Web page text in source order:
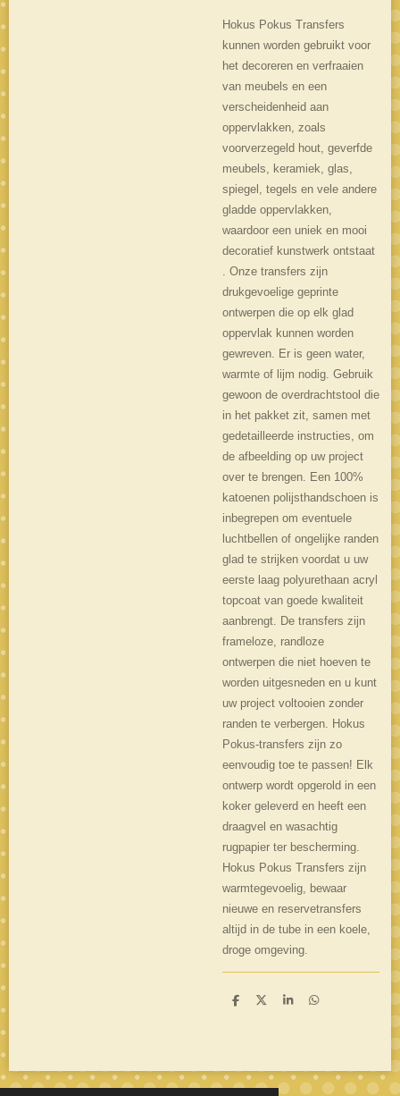
Hokus Pokus Transfers
kunnen worden gebruikt voor
het decoreren en verfraaien
van meubels en een
verscheidenheid aan
oppervlakken, zoals
voorverzegeld hout, geverfde
meubels, keramiek, glas,
spiegel, tegels en vele andere
gladde oppervlakken,
waardoor een uniek en mooi
decoratief kunstwerk ontstaat
. Onze transfers zijn
drukgevoelige geprinte
ontwerpen die op elk glad
oppervlak kunnen worden
gewreven. Er is geen water,
warmte of lijm nodig. Gebruik
gewoon de overdrachtstool die
in het pakket zit, samen met
gedetailleerde instructies, om
de afbeelding op uw project
over te brengen. Een 100%
katoenen polijsthandschoen is
inbegrepen om eventuele
luchtbellen of ongelijke randen
glad te strijken voordat u uw
eerste laag polyurethaan acryl
topcoat van goede kwaliteit
aanbrengt. De transfers zijn
frameloze, randloze
ontwerpen die niet hoeven te
worden uitgesneden en u kunt
uw project voltooien zonder
randen te verbergen. Hokus
Pokus-transfers zijn zo
eenvoudig toe te passen! Elk
ontwerp wordt opgerold in een
koker geleverd en heeft een
draagvel en wasachtig
rugpapier ter bescherming.
Hokus Pokus Transfers zijn
warmtegevoelig, bewaar
nieuwe en reservetransfers
altijd in de tube in een koele,
droge omgeving.
D
D
S
D